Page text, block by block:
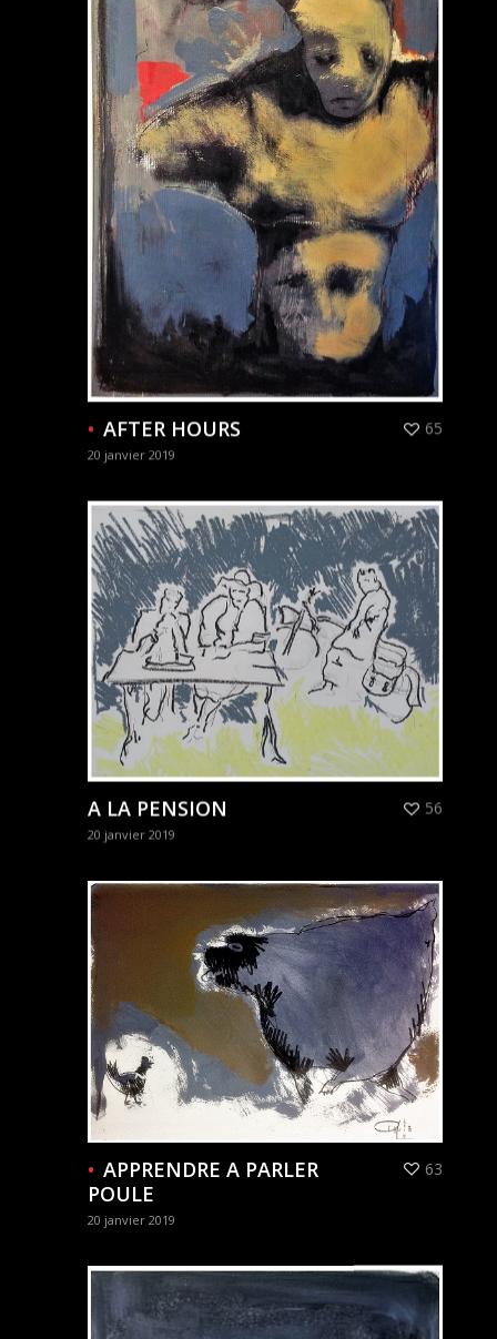
AFTER HOURS
20 janvier 2019
65
A LA PENSION
20 janvier 2019
56
APPRENDRE A PARLER
POULE
20 janvier 2019
63